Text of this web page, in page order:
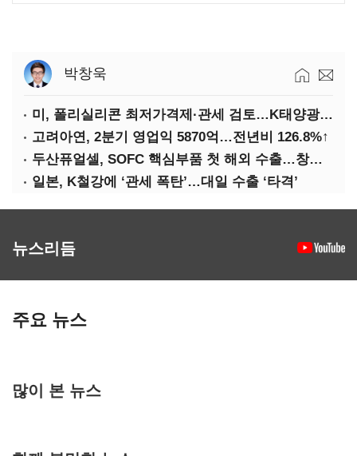
박창욱
미, 폴리실리콘 최저가격제·관세 검토…K태양광 입지 확대 기대
고려아연, 2분기 영업익 5870억…전년비 126.8%↑
두산퓨얼셀, SOFC 핵심부품 첫 해외 수출…창사 이래 최대 규모
일본, K철강에 ‘관세 폭탄’…대일 수출 ‘타격’
뉴스리듬
주요 뉴스
많이 본 뉴스